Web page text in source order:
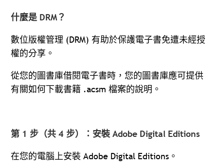
什麼是 DRM？
數位版權管理 (DRM) 有助於保護電子書免遭未經授
權的分享。
從您的圖書庫借閱電子書時，您的圖書庫應可提供
有關如何下載書籍 .acsm 檔案的說明。
第 1 步（共 4 步）：安裝 Adobe Digital Editions
在您的電腦上安裝 Adobe Digital Editions。